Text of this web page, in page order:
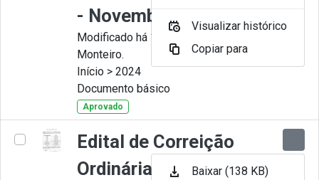
- Novembro
Modificado há 11 Meses por Juliana
Monteiro.
Início > 2024
Documento básico
Aprovado
Edital de Correição
Ordinária nº 010-2024
Visualizar histórico
Copiar para
Baixar (138 KB)